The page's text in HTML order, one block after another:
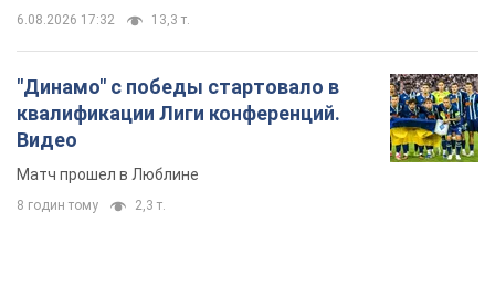
6.08.2026 17:32 13,3 т.
"Динамо" с победы стартовало в
квалификации Лиги конференций.
Видео
Матч прошел в Люблине
8 годин тому 2,3 т.